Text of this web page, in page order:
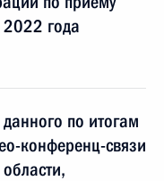
года
по итогам
конференц-связи